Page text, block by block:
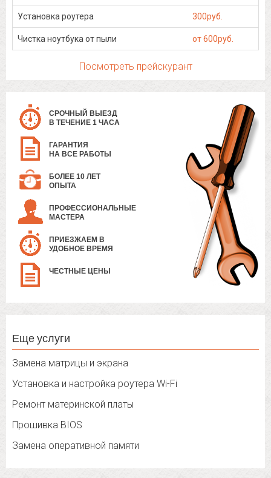
Установка роутера 300руб.
Чистка ноутбука от пыли от 600руб.
Посмотреть прейскурант
СРОЧНЫЙ ВЫЕЗД
В ТЕЧЕНИЕ 1 ЧАСА
ГАРАНТИЯ
НА ВСЕ РАБОТЫ
БОЛЕЕ 10 ЛЕТ
ОПЫТА
ПРОФЕССИОНАЛЬНЫЕ
МАСТЕРА
ПРИЕЗЖАЕМ В
УДОБНОЕ ВРЕМЯ
ЧЕСТНЫЕ ЦЕНЫ
Еще услуги
Замена матрицы и экрана
Установка и настройка роутера Wi-Fi
Ремонт материнской платы
Прошивка BIOS
Замена оперативной памяти